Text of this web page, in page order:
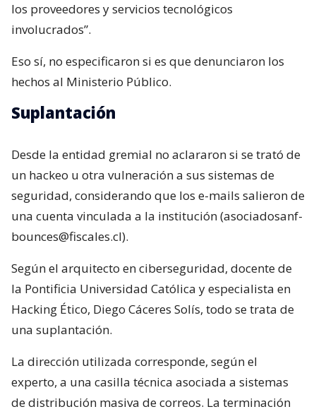
los proveedores y servicios tecnológicos
involucrados”.
Eso sí, no especificaron si es que denunciaron los
hechos al Ministerio Público.
Suplantación
Desde la entidad gremial no aclararon si se trató de
un hackeo u otra vulneración a sus sistemas de
seguridad, considerando que los e-mails salieron de
una cuenta vinculada a la institución (asociadosanf-
bounces@fiscales.cl).
Según el arquitecto en ciberseguridad, docente de
la Pontificia Universidad Católica y especialista en
Hacking Ético, Diego Cáceres Solís, todo se trata de
una suplantación.
La dirección utilizada corresponde, según el
experto, a una casilla técnica asociada a sistemas
de distribución masiva de correos. La terminación